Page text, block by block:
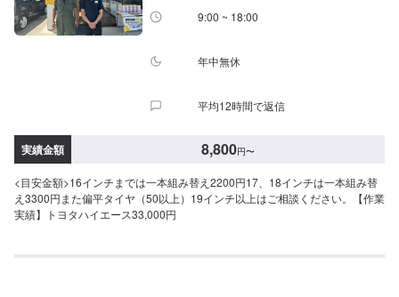
9:00 ~ 18:00
年中無休
平均12時間で返信
実績金額 8,800円〜
<目安金額>16インチまでは一本組み替え2200円17、18インチは一本組み替
え3300円また偏平タイヤ（50以上）19インチ以上はご相談ください。【作業
実績】トヨタハイエース33,000円